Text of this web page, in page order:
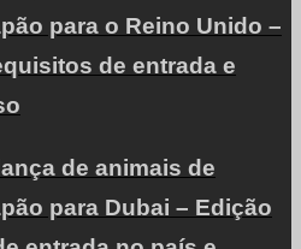
para o Reino Unido –
de entrada e
de animais de
para Dubai – Edição